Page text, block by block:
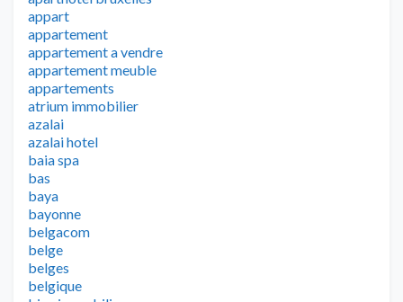
appart
appartement
appartement a vendre
appartement meuble
appartements
atrium immobilier
azalai
azalai hotel
baia spa
bas
baya
bayonne
belgacom
belge
belges
belgique